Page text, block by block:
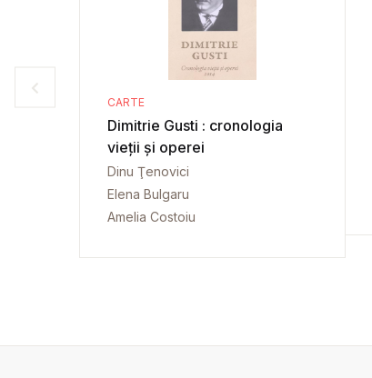
CARTE
Dimitrie Gusti : cronologia
vieții și operei
Dinu Ţenovici
Elena Bulgaru
Amelia Costoiu